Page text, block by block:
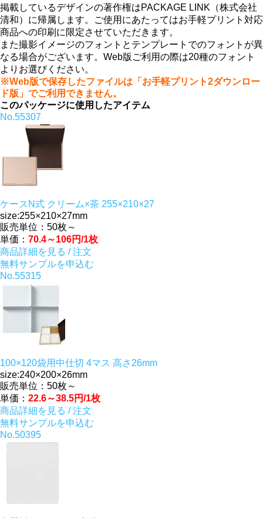
掲載しているデザインの著作権はPACKAGE LINK（株式会社
清和）に帰属します。ご使用にあたってはお手軽プリント対応
商品への印刷に限定させていただきます。
また撮影イメージのフォントとテンプレートでのフォントが異
なる場合がございます。Web版ご利用の際は20種のフォント
よりお選びください。
※Web版で保存したファイルは「お手軽プリント2ダウンロー
ド版」でご利用できません。
このパッケージに使用したアイテム
No.55307
ケースN式 クリーム×茶 255×210×27
size:255×210×27mm
販売単位：50枚～
単価： 70.4～106円/1枚
商品詳細を見る / 注文
無料サンプルを申込む
No.55315
100×120袋用中仕切 4マス 高さ26mm
size:240×200×26mm
販売単位：50枚～
単価： 22.6～38.5円/1枚
商品詳細を見る / 注文
無料サンプルを申込む
No.50395